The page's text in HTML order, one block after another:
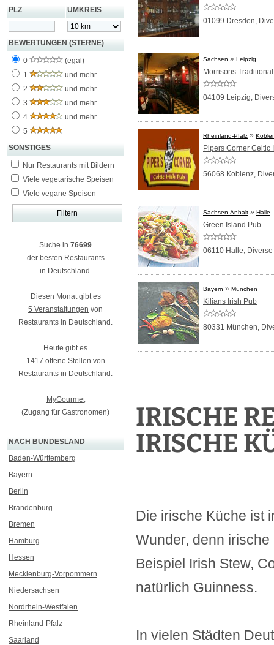
PLZ UMKREIS
BEWERTUNGEN (STERNE)
0
(egal)
1
und mehr
2
und mehr
3
und mehr
4
und mehr
5
SONSTIGES
Nur Restaurants mit Bildern
Viele vegetarische Speisen
Viele vegane Speisen
Suche in 76699
der besten Restaurants
in Deutschland.
Diesen Monat gibt es
5 Veranstaltungen von
Restaurants in Deutschland.
Heute gibt es
1417 offene Stellen von
Restaurants in Deutschland.
MyGourmet
(Zugang für Gastronomen)
NACH BUNDESLAND
Baden-Württemberg
Bayern
Berlin
Brandenburg
Bremen
Hamburg
Hessen
Mecklenburg-Vorpommern
Niedersachsen
Nordrhein-Westfalen
Rheinland-Pfalz
Saarland
01099 Dresden,
Sachsen » Leipzig
Morrisons
04109 Leipzig,
Rheinland-Pfalz »
Pipers Corner Celtic
56068 Koblenz,
Sachsen-Anhalt » Halle
Green Island Pub
06110 Halle,
Bayern » München
Kilians Irish Pub
80331 München,
IRISCHE
IRISCHE
Die irische Küche ist
Wunder, denn
Beispiel Irish Stew,
natürlich Guinness.
In vielen Städten